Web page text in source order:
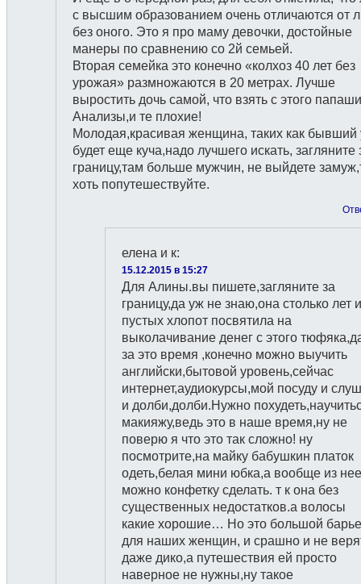
с высшим образованием очень отличаются от
без оного. Это я про маму девочки, достойные
манеры по сравнению со 2й семьей.
Вторая семейка это конечно «колхоз 40 лет без
урожая» размножаются в 20 метрах. Лучше
выростить дочь самой, что взять с этого
Анализы,и те плохие!
Молодая,красивая женщина, таких как бывший
будет еще куча,надо лучшего искать, загляните
границу,там больше мужчин, не выйдете
хоть попутешествуйте.
елена и к:
15.12.2015 в 15:27
Для Алины.вы пишете,загляните за
границу,да уж не знаю,она столько лет и
пустых хлопот посвятила на
выколачивание денег с этого
за это время ,конечно можно выучить
английски,бытовой уровень,сейчас
интернет,аудиокурсы,мой посуду и
и долби,долби.Нужно
макияжу,ведь это в наше время,ну не
поверю я что это так сложно! ну
посмотрите,на майку бабушкин платок
одеть,белая мини юбка,а вообще из нее
можно конфетку сделать. т к она без
существенных недостатков.а волосы
какие хорошие… Но это большой
для наших женщин, и срашно и не
даже дико,а путешествия ей просто
наверное не нужны,ну такое